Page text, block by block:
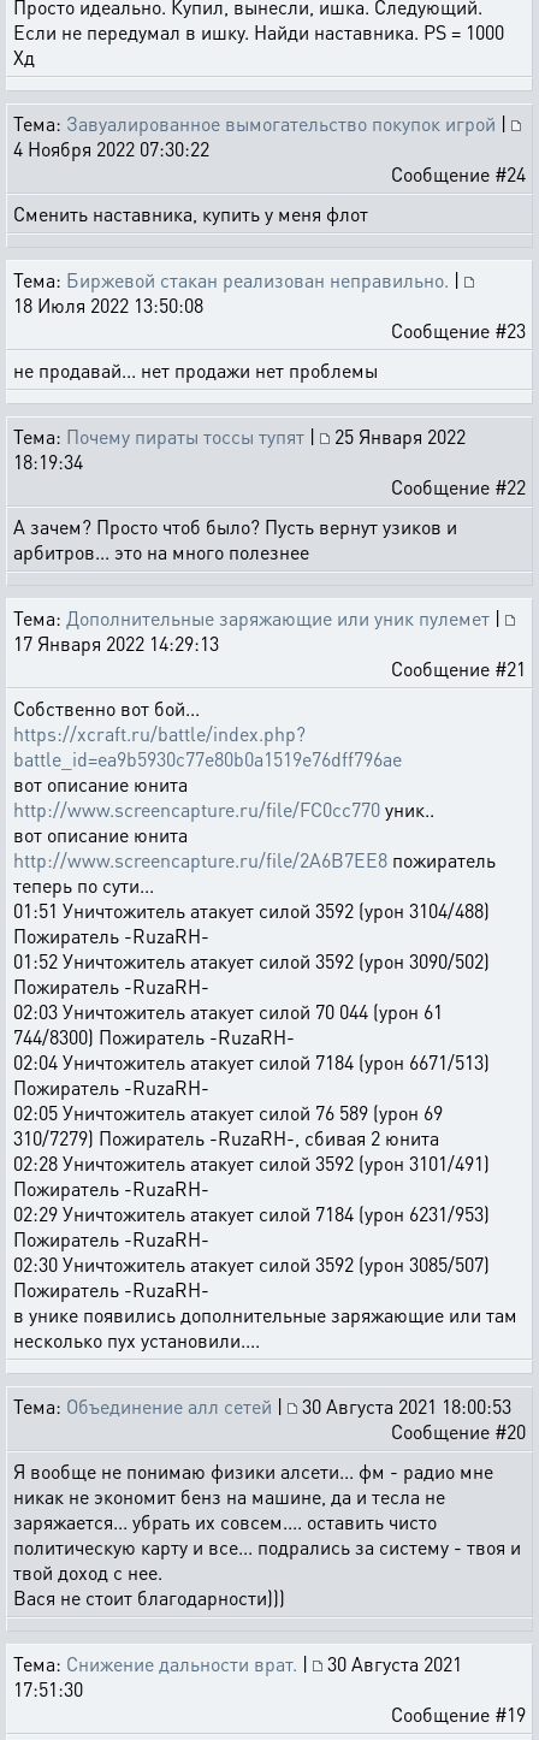
Просто идеально. Купил, вынесли, ишка. Следующий.
Если не передумал в ишку. Найди наставника. PS = 1000
Хд
Тема: Завуалированное вымогательство покупок игрой |
4 Ноября 2022 07:30:22
Сообщение #24
Сменить наставника, купить у меня флот
Тема: Биржевой стакан реализован неправильно. |
18 Июля 2022 13:50:08
Сообщение #23
не продавай... нет продажи нет проблемы
Тема: Почему пираты тоссы тупят |
25 Января 2022
18:19:34
Сообщение #22
А зачем? Просто чтоб было? Пусть вернут узиков и
арбитров... это на много полезнее
Тема: Дополнительные заряжающие или уник пулемет |
17 Января 2022 14:29:13
Сообщение #21
Собственно вот бой...
https://xcraft.ru/battle/index.php?
battle_id=ea9b5930c77e80b0a1519e76dff796ae
вот описание юнита
http://www.screencapture.ru/file/FC0cc770уник..
вот описание юнита
http://www.screencapture.ru/file/2A6B7EE8 пожиратель
теперь по сути...
01:51 Уничтожитель атакует силой 3592 (урон 3104/488)
Пожиратель -RuzaRH-
01:52 Уничтожитель атакует силой 3592 (урон 3090/502)
Пожиратель -RuzaRH-
02:03 Уничтожитель атакует силой 70 044 (урон 61
744/8300) Пожиратель -RuzaRH-
02:04 Уничтожитель атакует силой 7184 (урон 6671/513)
Пожиратель -RuzaRH-
02:05 Уничтожитель атакует силой 76 589 (урон 69
310/7279) Пожиратель -RuzaRH-, сбивая 2 юнита
02:28 Уничтожитель атакует силой 3592 (урон 3101/491)
Пожиратель -RuzaRH-
02:29 Уничтожитель атакует силой 7184 (урон 6231/953)
Пожиратель -RuzaRH-
02:30 Уничтожитель атакует силой 3592 (урон 3085/507)
Пожиратель -RuzaRH-
в унике появились дополнительные заряжающие или там
несколько пух установили....
Тема: Объединение алл сетей |
30 Августа 2021 18:00:53
Сообщение #20
Я вообще не понимаю физики алсети... фм - радио мне
никак не экономит бенз на машине, да и тесла не
заряжается... убрать их совсем.... оставить чисто
политическую карту и все... подрались за систему - твоя и
твой доход с нее.
Вася не стоит благодарности)))
Тема: Снижение дальности врат. |
30 Августа 2021
17:51:30
Сообщение #19